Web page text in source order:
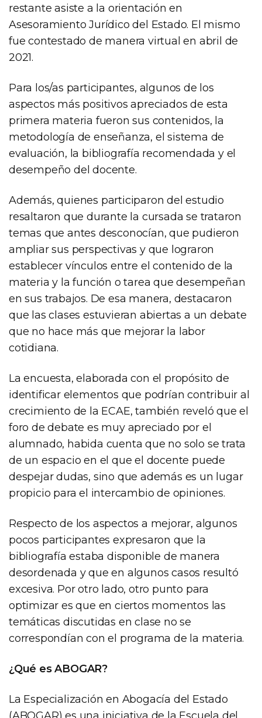
restante asiste a la orientación en
Asesoramiento Jurídico del Estado. El mismo
fue contestado de manera virtual en abril de
2021.
Para los/as participantes, algunos de los
aspectos más positivos apreciados de esta
primera materia fueron sus contenidos, la
metodología de enseñanza, el sistema de
evaluación, la bibliografía recomendada y el
desempeño del docente.
Además, quienes participaron del estudio
resaltaron que durante la cursada se trataron
temas que antes desconocían, que pudieron
ampliar sus perspectivas y que lograron
establecer vínculos entre el contenido de la
materia y la función o tarea que desempeñan
en sus trabajos. De esa manera, destacaron
que las clases estuvieran abiertas a un debate
que no hace más que mejorar la labor
cotidiana.
La encuesta, elaborada con el propósito de
identificar elementos que podrían contribuir al
crecimiento de la ECAE, también reveló que el
foro de debate es muy apreciado por el
alumnado, habida cuenta que no solo se trata
de un espacio en el que el docente puede
despejar dudas, sino que además es un lugar
propicio para el intercambio de opiniones.
Respecto de los aspectos a mejorar, algunos
pocos participantes expresaron que la
bibliografía estaba disponible de manera
desordenada y que en algunos casos resultó
excesiva. Por otro lado, otro punto para
optimizar es que en ciertos momentos las
temáticas discutidas en clase no se
correspondían con el programa de la materia.
¿Qué es ABOGAR?
La Especialización en Abogacía del Estado